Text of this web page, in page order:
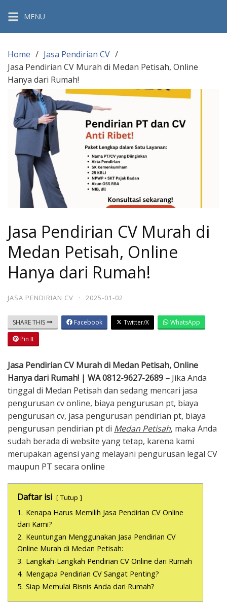
content
MENU
Home
Jasa Pendirian CV
Jasa Pendirian CV Murah di Medan Petisah, Online
Hanya dari Rumah!
Jasa Pendirian CV Murah di
Medan Petisah, Online
Hanya dari Rumah!
JASA PENDIRIAN CV · 2025-01-02
SHARE THIS Facebook Twitter/X
WhatsApp
Pin It
Jasa Pendirian CV Murah di Medan Petisah, Online
Hanya dari Rumah! | WA 0812-9627-2689 – Jika Anda
tinggal di Medan Petisah dan sedang mencari jasa
pengurusan cv online, biaya pengurusan pt, biaya
pengurusan cv, jasa pengurusan pendirian pt, biaya
pengurusan pendirian pt di Medan Petisah, maka Anda
sudah berada di website yang tetap, karena kami
merupakan agensi yang melayani pengurusan legal CV
maupun PT secara online
Daftar isi Tutup
1. Kenapa Harus Memilih Jasa Pendirian CV Online
dari Kami?
2. Keuntungan Menggunakan Jasa Pendirian CV
Online Murah di Medan Petisah:
3. Langkah-Langkah Pendirian CV Online dari Rumah
4. Mengapa Pendirian CV Sangat Penting?
5. Siap Memulai Bisnis Anda dari Rumah?